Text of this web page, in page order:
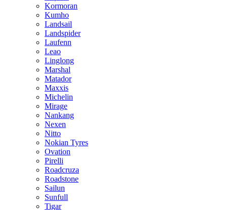
Kormoran
Kumho
Landsail
Landspider
Laufenn
Leao
Linglong
Marshal
Matador
Maxxis
Michelin
Mirage
Nankang
Nexen
Nitto
Nokian Tyres
Ovation
Pirelli
Roadcruza
Roadstone
Sailun
Sunfull
Tigar